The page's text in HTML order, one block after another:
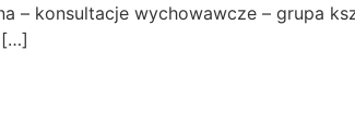
– konsultacje wychowawcze – grupa
[…]